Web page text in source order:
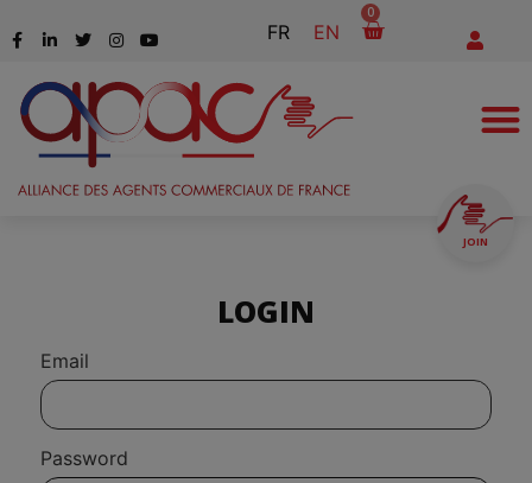
FR EN
0
JOIN
LOGIN
Email
Password